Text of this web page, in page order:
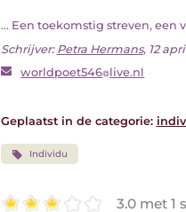
... Een toekomstig streven, een
Schrijver: Petra Hermans, 12
worldpoet546 live.nl
Geplaatst in de categorie:
Individu
3.0 met 1